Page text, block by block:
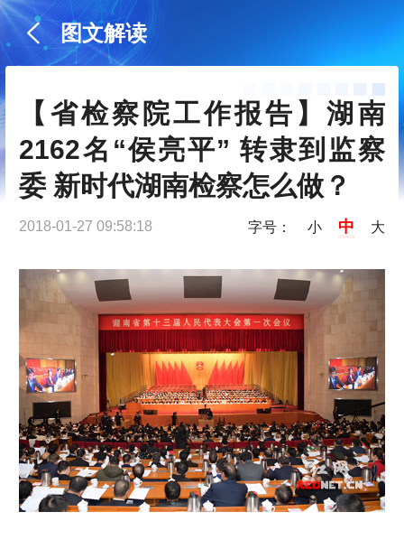
图文解读
【省检察院工作报告】湖南
2162名“侯亮平” 转隶到监察
委 新时代湖南检察怎么做？
2018-01-27 09:58:18 字号： 小 中 大